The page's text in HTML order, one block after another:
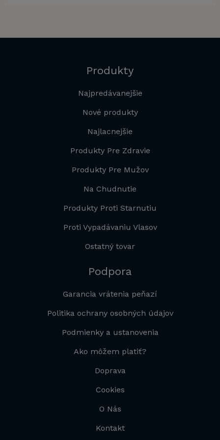
Produkty
Najpredávanejšie
Nové produkty
Najlacnejšie
Produkty Pre Zdravie
Produkty Pre Mužov
Na Chudnutie
Produkty Proti Starnutiu
Proti Vypadávaniu Vlasov
Ostatný tovar
Podpora
Garancia vrátenia peňazí
Politika ochrany osobných údajov
Podmienky a ustanovenia
Ako môžem platiť?
Doprava
Cookies
O Nás
Kontakt